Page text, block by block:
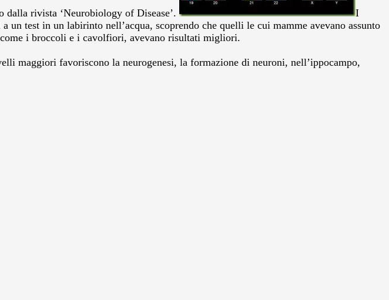
rivista ‘Neurobiology of Disease’.
I
test in un labirinto nell’acqua, scoprendo che quelli le cui mamme avevano assunto
i broccoli e i cavolfiori, avevano risultati migliori.
maggiori favoriscono la neurogenesi, la formazione di neuroni, nell’ippocampo,